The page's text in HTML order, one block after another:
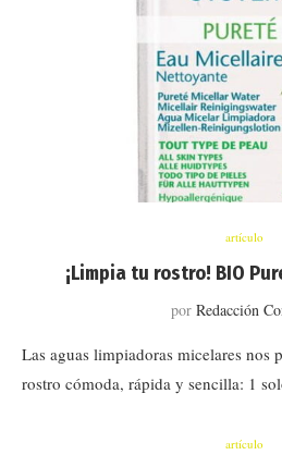
artículo
¡Limpia tu rostro! BIO
por Redacción
Las aguas limpiadoras micelares nos
rostro cómoda, rápida y sencilla: 1
artículo